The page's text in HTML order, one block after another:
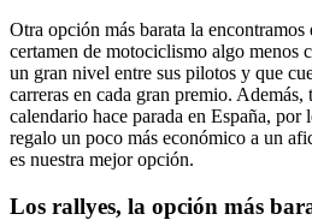
Otra opción más barata la encontramos
certamen de motociclismo algo menos
un gran nivel entre sus pilotos y que
carreras en cada gran premio. Además,
calendario hace parada en España, por
regalo un poco más económico a un
es nuestra mejor opción.
Los rallyes, la opción más